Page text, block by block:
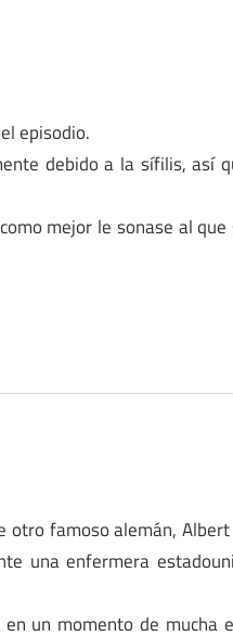
episodio.
debido a la sífilis, así
mejor le sonase al
otro famoso alemán,
una enfermera
un momento de mucha